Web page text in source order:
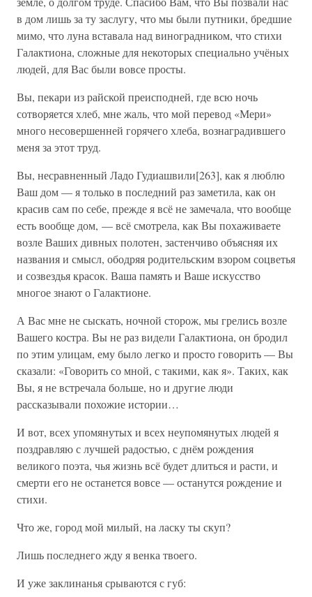
в дом лишь за ту заслугу, что мы были путники, бредшие
мимо, что луна вставала над виноградником, что стихи
Галактиона, сложные для некоторых специально учёных
людей, для Вас были вовсе просты.
Вы, пекари из райской преисподней, где всю ночь
сотворяется хлеб, мне жаль, что мой перевод «Мери»
много несовершенней горячего хлеба, вознаградившего
меня за этот труд.
Вы, несравненный Ладо Гудиашвили[263], как я люблю
Ваш дом — я только в последний раз заметила, как он
красив сам по себе, прежде я всё не замечала, что вообще
есть вообще дом, — всё смотрела, как Вы похаживаете
возле Ваших дивных полотен, застенчиво объясняя их
названия и смысл, ободряя родительским взором соцветья
и созвездья красок. Ваша память и Ваше искусство
многое знают о Галактионе.
А Вас мне не сыскать, ночной сторож, мы грелись возле
Вашего костра. Вы не раз видели Галактиона, он бродил
по этим улицам, ему было легко и просто говорить — Вы
сказали: «Говорить со мной, с такими, как я». Таких, как
Вы, я не встречала больше, но и другие люди
рассказывали похожие истории…
И вот, всех упомянутых и всех неупомянутых людей я
поздравляю с лучшей радостью, с днём рождения
великого поэта, чья жизнь всё будет длиться и расти, и
смерти его не останется вовсе — останутся рождение и
стихи.
Что же, город мой милый, на ласку ты скуп?
Лишь последнего жду я венка твоего.
И уже заклинанья срываются с губ: